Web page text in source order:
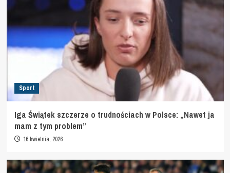
Sport
Iga Świątek szczerze o trudnościach w Polsce: „Nawet ja
mam z tym problem”
16 kwietnia, 2026